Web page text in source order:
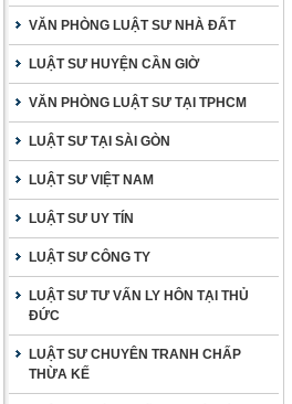
VĂN PHÒNG LUẬT SƯ NHÀ ĐẤT
LUẬT SƯ HUYỆN CẦN GIỜ
VĂN PHÒNG LUẬT SƯ TẠI TPHCM
LUẬT SƯ TẠI SÀI GÒN
LUẬT SƯ VIỆT NAM
LUẬT SƯ UY TÍN
LUẬT SƯ CÔNG TY
LUẬT SƯ TƯ VẤN LY HÔN TẠI THỦ
ĐỨC
LUẬT SƯ CHUYÊN TRANH CHẤP
THỪA KẾ